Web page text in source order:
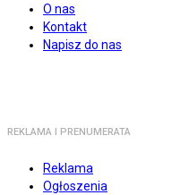
O nas
Kontakt
Napisz do nas
REKLAMA I PRENUMERATA
Reklama
Ogłoszenia